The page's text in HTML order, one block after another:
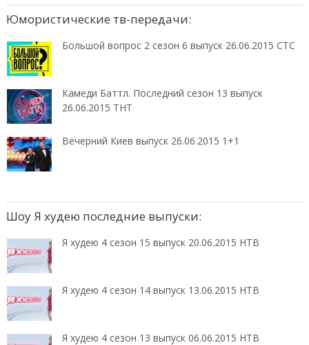
Юмористические тв-передачи:
Большой вопрос 2 сезон 6 выпуск 26.06.2015 СТС
Камеди Баттл. Последний сезон 13 выпуск
26.06.2015 ТНТ
Вечерний Киев выпуск 26.06.2015 1+1
Шоу Я худею последние выпуски:
Я худею 4 сезон 15 выпуск 20.06.2015 НТВ
Я худею 4 сезон 14 выпуск 13.06.2015 НТВ
Я худею 4 сезон 13 выпуск 06.06.2015 НТВ